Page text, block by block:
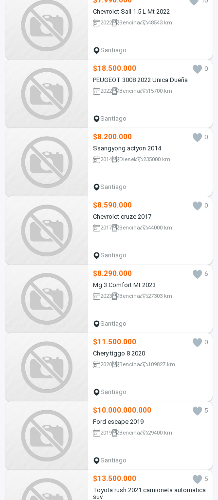
Chevrolet Sail 1.5 L Mt 2022
2022 Bencina 48543 km
Santiago
$18.500.000
0
PEUGEOT 3008 2022 Unica Dueña
2022 Bencina 15700 km
Santiago
$8.200.000
0
Ssangyong actyon 2014
2014 Diesel 235000 km
Santiago
$8.590.000
0
Chevrolet cruze 2017
2017 Bencina 44000 km
Santiago
$8.290.000
6
Mg 3 Comfort Mt 2023
2023 Bencina 27303 km
Santiago
$11.500.000
0
Chery tiggo 8 2020
2020 Bencina 109827 km
Santiago
$10.000.000.000
5
Ford escape 2019
2019 Bencina 29400 km
Santiago
$13.500.000
5
Toyota rush 2021 camioneta automatica
suv